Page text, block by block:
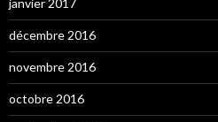
janvier 2017
décembre 2016
novembre 2016
octobre 2016